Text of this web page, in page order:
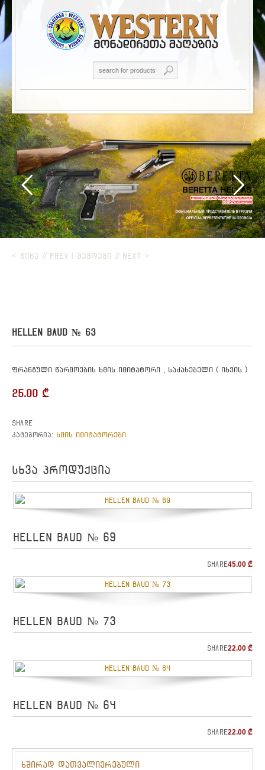
< ᲬᲘᲜᲐ // PREV ᲨᲔᲛᲓᲔᲒᲘ // NEXT >
HELLEN BAUD № 63
ფრანგული წარმოების ხმის იმიტატორი , საძახებელი ( იხვის )
25.00 ₾
Share
კატეგორია: ხმის იმიტატორები
სხვა პროდუქცია
HELLEN BAUD № 69
45.00 ₾
Share
HELLEN BAUD № 73
22.00 ₾
Share
HELLEN BAUD № 64
22.00 ₾
Share
ხშირად დათვალიერებული